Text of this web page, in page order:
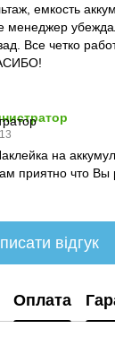
емкость
менеджер
Все четко
на
приятно что Вы
відгук
Оплата